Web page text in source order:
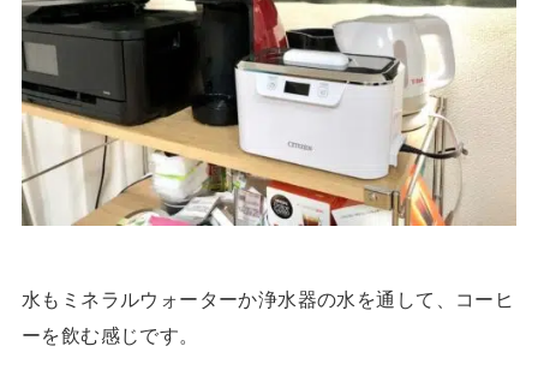
水もミネラルウォーターか浄水器の水を通して、コーヒ
ーを飲む感じです。